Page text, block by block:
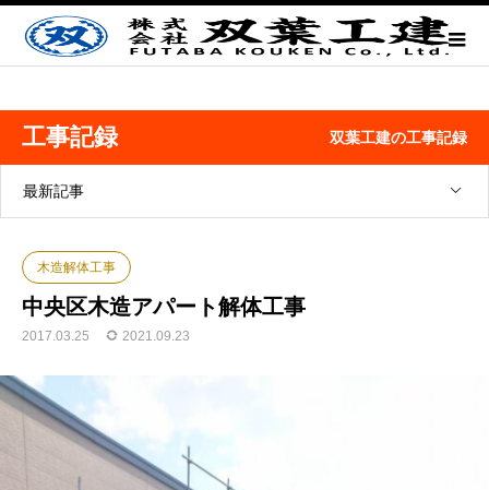
工事記録 双葉工建の工事記録
最新記事
木造解体工事
中央区木造アパート解体工事
2017.03.25 2021.09.23